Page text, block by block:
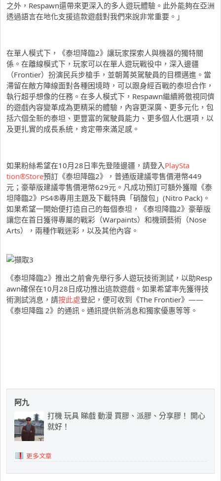
之外， Respawn還帶來更深入的多人遊玩體驗。 此外能夠在亞洲
透過語言在地化支援這款遊戲對我們來說非常重要。 」
在單人模式下，《泰坦降臨2》讓玩家探索人與機器的獨特關
係。 在離線模式下，玩家可以在單人遊玩戰役中，深入邊疆
（Frontier）扮演民兵步槍手，並朝菁英駕駛員的目標邁進。 當
滯留在敵方陣線面對各種困境時，可以跟身經百戰的泰坦合作，
執行超乎想像的任務。在多人模式下， Respawn繼續將傲視同儕
的遊戲內容變革成為更精采的體驗，內容更深廣、更多元化， 包
括六個全新的泰坦、更豐富的駕駛員能力、更多個人化選項， 以
及更扎實的成長系統，肯定帶來滿足感。
如果粉絲希望在10月28日率先登陸邊疆，請登入 PlaySta
tion®Store預訂《泰坦降臨2》，普通版建議零售價港幣449
元；豪華版建議零售價港幣629元。 凡成功預訂可額外獲贈《泰
坦降臨2》 PS4®專用主題及下載特典 「硝酸包」 (Nitro Pack) 。
如果希望一開始便打造自己的每個泰坦，《泰坦降臨2》豪華版
讓您在首日獲得專屬的戰彩（Warpaints） 和機頭藝術（Nose
Arts），兩種作戰迷彩，以及其他內容。
《泰坦降臨2》推出之前會先舉行多人遊玩技術測試，以助Resp
awn確保在10月28日成功推出這款遊戲。 如果希望率先獲得技
術測試消息，請按此處登記，便可收到《The Frontier》 ——
《泰坦降臨 2》的通訊。通訊提供新消息和獨家優惠等等。
阿九
打機 玩具 睇戲 動漫 買膠、派膠、分享膠！ 開心
就好！
更多文章